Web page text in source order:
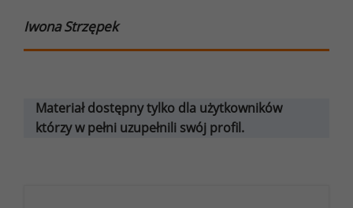
Iwona Strzępek
Materiał dostępny tylko dla użytkowników
którzy w pełni uzupełnili swój profil.